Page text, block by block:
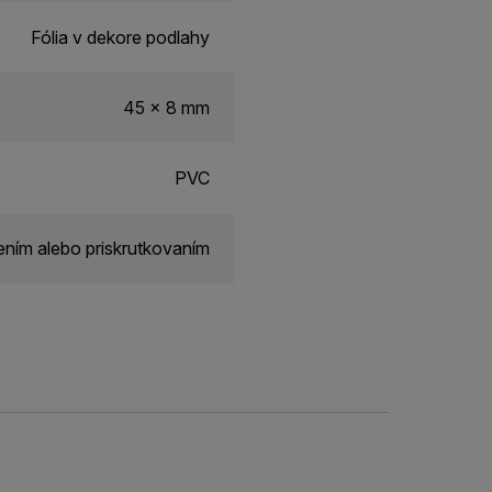
Fólia v dekore podlahy
45 x 8 mm
PVC
alebo priskrutkovaním